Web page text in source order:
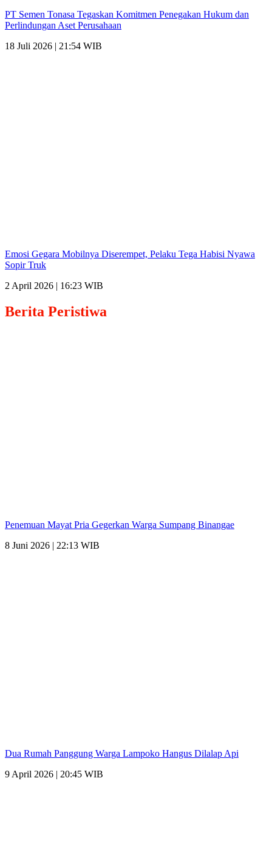
PT Semen Tonasa Tegaskan Komitmen Penegakan Hukum dan
Perlindungan Aset Perusahaan
18 Juli 2026 | 21:54 WIB
Emosi Gegara Mobilnya Diserempet, Pelaku Tega Habisi Nyawa
Sopir Truk
2 April 2026 | 16:23 WIB
Berita Peristiwa
Penemuan Mayat Pria Gegerkan Warga Sumpang Binangae
8 Juni 2026 | 22:13 WIB
Dua Rumah Panggung Warga Lampoko Hangus Dilalap Api
9 April 2026 | 20:45 WIB